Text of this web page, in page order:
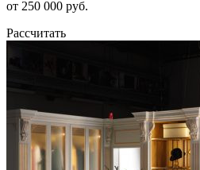
от 250 000 руб.
Рассчитать